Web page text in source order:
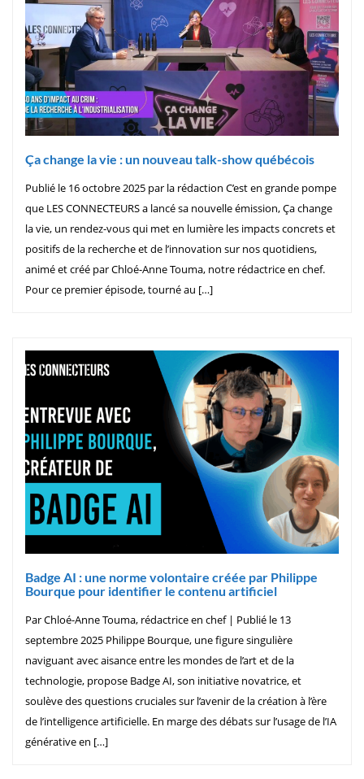
Ça change la vie : un nouveau talk-show québécois
Publié le 16 octobre 2025 par la rédaction C’est en grande pompe
que LES CONNECTEURS a lancé sa nouvelle émission, Ça change
la vie, un rendez-vous qui met en lumière les impacts concrets et
positifs de la recherche et de l’innovation sur nos quotidiens,
animé et créé par Chloé-Anne Touma, notre rédactrice en chef.
Pour ce premier épisode, tourné au […]
Badge AI : une norme volontaire créée par Philippe
Bourque pour identifier le contenu artificiel
Par Chloé-Anne Touma, rédactrice en chef | Publié le 13
septembre 2025 Philippe Bourque, une figure singulière
naviguant avec aisance entre les mondes de l’art et de la
technologie, propose Badge AI, son initiative novatrice, et
soulève des questions cruciales sur l’avenir de la création à l’ère
de l’intelligence artificielle. En marge des débats sur l’usage de l’IA
générative en […]